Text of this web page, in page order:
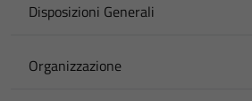
Disposizioni Generali
Organizzazione